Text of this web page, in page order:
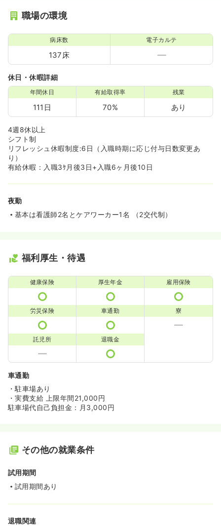
職場の環境
病床数
137床
電子カルテ
休日・休暇詳細
年間休日
111日
有給取得率
70%
残業
あり
4週8休以上
シフト制
リフレッシュ休暇制度:6日（入職時期に応じ付与日数変更あ
り）
有給休暇：入職3ｹ月後3日+入職6ヶ月後10日
夜勤
基本は看護師2名とケアワーカー1名 （2交代制）
福利厚生・待遇
健康保険 厚生年金 雇用保険
労災保険 車通勤 寮
託児所 退職金
車通勤
・駐車場あり
・実費支給 上限年間21,000円
駐車場代自己負担金：月3,000円
その他の就業条件
試用期間
試用期間あり
退職関連